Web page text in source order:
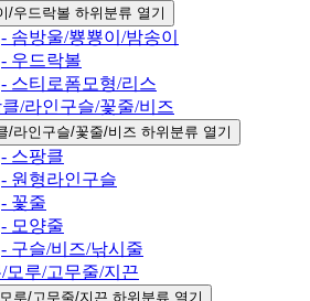
/우드락볼 하위분류 열기
- 솜방울/뿅뿅이/밤송이
- 우드락볼
- 스티로폼모형/리스
/라인구슬/꽃줄/비즈
/라인구슬/꽃줄/비즈 하위분류 열기
- 스팡클
- 원형라인구슬
- 꽃줄
- 모양줄
- 구슬/비즈/낚시줄
모루/고무줄/지끈
루/고무줄/지끈 하위분류 열기